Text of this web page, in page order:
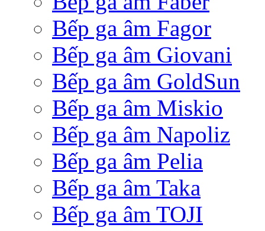
Bếp ga âm Fagor
Bếp ga âm Giovani
Bếp ga âm GoldSun
Bếp ga âm Miskio
Bếp ga âm Napoliz
Bếp ga âm Pelia
Bếp ga âm Taka
Bếp ga âm TOJI